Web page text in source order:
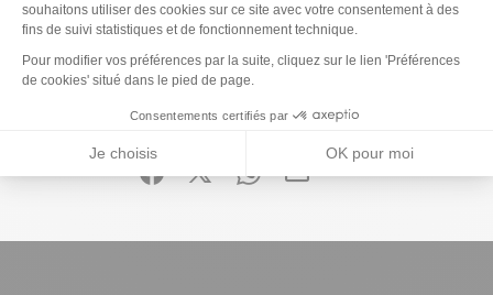
souhaitons utiliser des cookies sur ce site avec votre consentement à des
fins de suivi statistiques et de fonctionnement technique.
Pour modifier vos préférences par la suite, cliquez sur le lien 'Préférences
de cookies' situé dans le pied de page.
Consentements certifiés par
Je choisis OK pour moi
Axeptio consent
Ce contenu vous a été utile ?
4
Ce contenu vous a été utile
Ce contenu ne vous a pas été utile
Enregistrer
Partager ce contenu
Partager sur Facebook (nouvelle fenêtre)
Partager sur X / Twitter (nouvelle
Partager sur WhatsApp
Partager par mail